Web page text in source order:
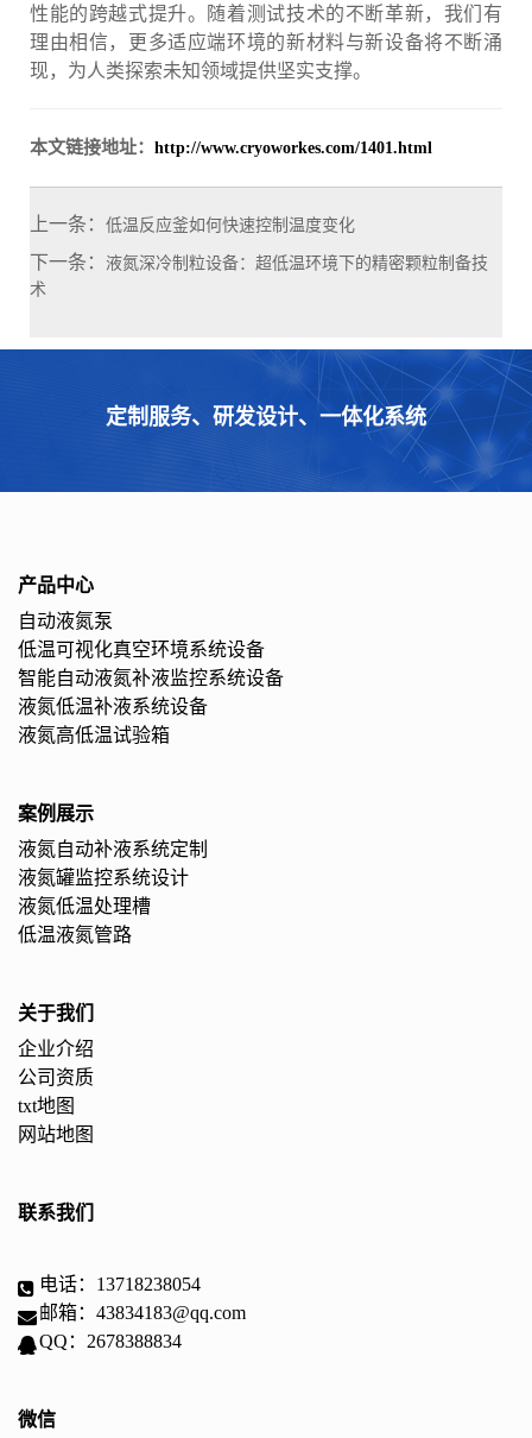
性能的跨越式提升。随着测试技术的不断革新，我们有
理由相信，更多适应端环境的新材料与新设备将不断涌
现，为人类探索未知领域提供坚实支撑。
本文链接地址： http://www.cryoworkes.com/1401.html
上一条： 低温反应釜如何快速控制温度变化
下一条：
液氮深冷制粒设备：超低温环境下的精密颗粒制备技
术
定制服务、研发设计、一体化系统
产品中心
自动液氮泵
低温可视化真空环境系统设备
智能自动液氮补液监控系统设备
液氮低温补液系统设备
液氮高低温试验箱
案例展示
液氮自动补液系统定制
液氮罐监控系统设计
液氮低温处理槽
低温液氮管路
关于我们
企业介绍
公司资质
txt地图
网站地图
联系我们
电话：13718238054
邮箱：43834183@qq.com
QQ：2678388834
微信